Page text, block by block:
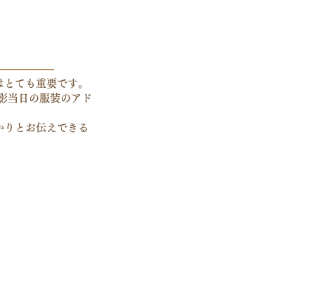
ても重要です。
当日の服装のアド
とお伝えできる